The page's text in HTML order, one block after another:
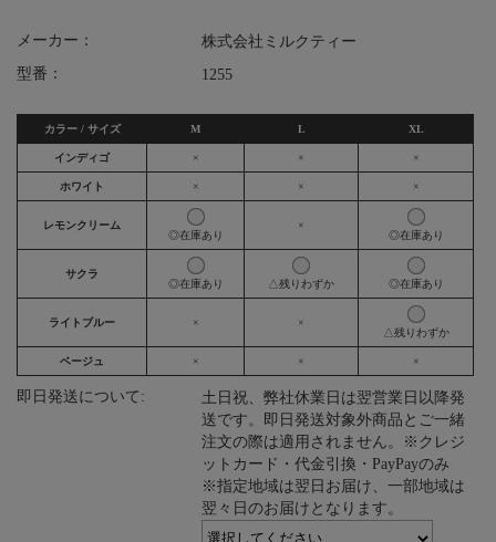
メーカー：
株式会社ミルクティー
型番：
1255
カラー / サイズ M L XL
インディゴ × × ×
ホワイト × × ×
レモンクリーム
◎在庫あり
×
◎在庫あり
サクラ
◎在庫あり
△残りわずか ◎在庫あり
ライトブルー ×
×
△残りわずか
ベージュ × × ×
即日発送について:
土日祝、弊社休業日は翌営業日以降発
送です。即日発送対象外商品とご一緒
注文の際は適用されません。※クレジ
ットカード・代金引換・PayPayのみ
※指定地域は翌日お届け、一部地域は
翌々日のお届けとなります。